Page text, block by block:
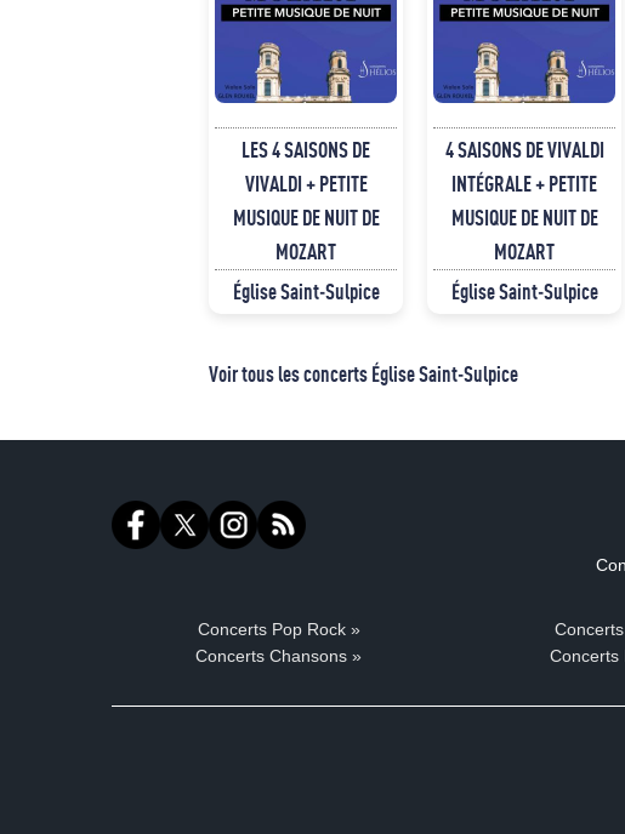
LES 4 SAISONS DE
VIVALDI + PETITE
MUSIQUE DE NUIT DE
MOZART
Église Saint-Sulpice
4 SAISONS DE VIVALDI
INTÉGRALE + PETITE
MUSIQUE DE NUIT DE
MOZART
Église Saint-Sulpice
Voir tous les concerts Église Saint-Sulpice
Concerts Pop Rock »
Concerts Chansons »
Concerts